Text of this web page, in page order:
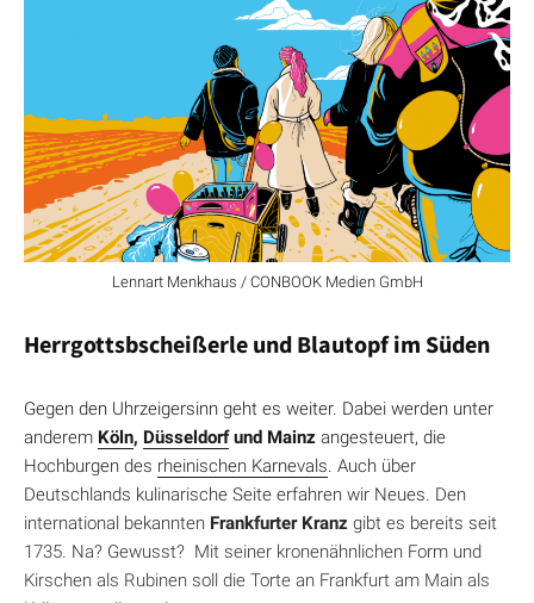
Lennart Menkhaus / CONBOOK Medien GmbH
Herrgottsbscheißerle und Blautopf im Süden
Gegen den Uhrzeigersinn geht es weiter. Dabei werden unter
anderem Köln, Düsseldorfund Mainz angesteuert, die
Hochburgen des rheinischen Karnevals. Auch über
Deutschlands kulinarische Seite erfahren wir Neues. Den
international bekannten Frankfurter Kranz gibt es bereits seit
1735. Na? Gewusst? Mit seiner kronenähnlichen Form und
Kirschen als Rubinen soll die Torte an Frankfurt am Main als